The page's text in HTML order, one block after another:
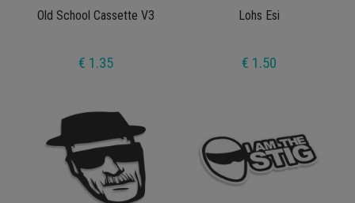
Old School Cassette V3
€ 1.35
Lohs Esi
€ 1.50